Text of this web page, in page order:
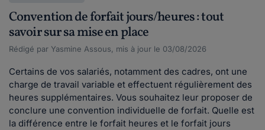
Convention de forfait jours/heures : tout
savoir sur sa mise en place
Rédigé par Yasmine Assous, mis à jour le 03/08/2026
Certains de vos salariés, notamment des cadres, ont une
charge de travail variable et effectuent régulièrement des
heures supplémentaires. Vous souhaitez leur proposer de
conclure une convention individuelle de forfait. Quelle est
la différence entre le forfait heures et le forfait jours